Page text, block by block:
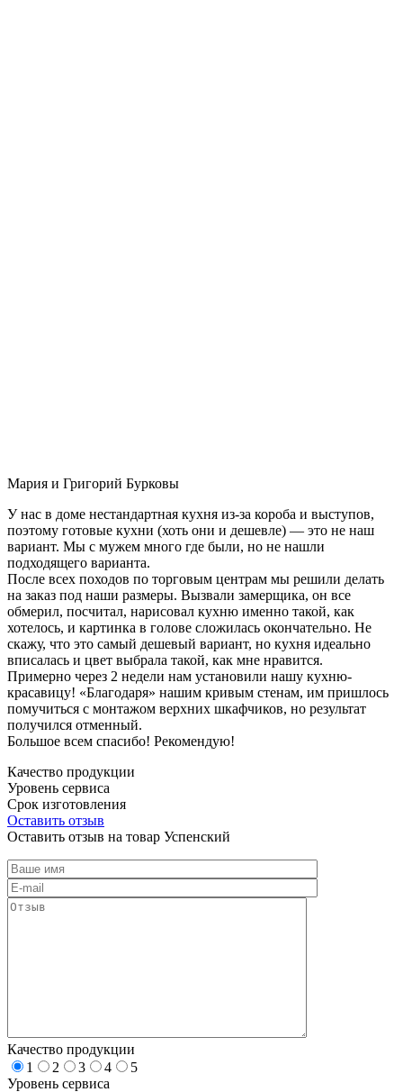
Мария и Григорий Бурковы
У нас в доме нестандартная кухня из-за короба и выступов,
поэтому готовые кухни (хоть они и дешевле) — это не наш
вариант. Мы с мужем много где были, но не нашли
подходящего варианта.
После всех походов по торговым центрам мы решили делать
на заказ под наши размеры. Вызвали замерщика, он все
обмерил, посчитал, нарисовал кухню именно такой, как
хотелось, и картинка в голове сложилась окончательно. Не
скажу, что это самый дешевый вариант, но кухня идеально
вписалась и цвет выбрала такой, как мне нравится.
Примерно через 2 недели нам установили нашу кухню-
красавицу! «Благодаря» нашим кривым стенам, им пришлось
помучиться с монтажом верхних шкафчиков, но результат
получился отменный.
Большое всем спасибо! Рекомендую!
Качество продукции
Уровень сервиса
Срок изготовления
Оставить отзыв
Оставить отзыв на товар Успенский
Качество продукции
1
2 3 4
5
Уровень сервиса